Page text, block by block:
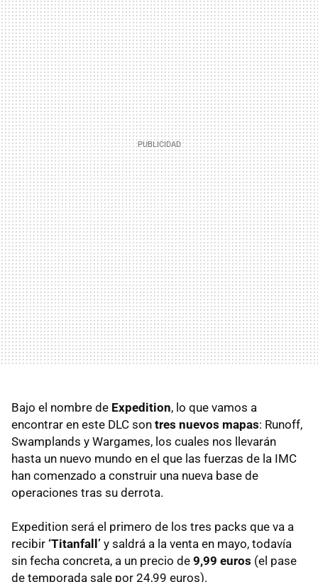
Bajo el nombre de Expedition, lo que vamos a
encontrar en este DLC son tres nuevos mapas: Runoff,
Swamplands y Wargames, los cuales nos llevarán
hasta un nuevo mundo en el que las fuerzas de la IMC
han comenzado a construir una nueva base de
operaciones tras su derrota.
Expedition será el primero de los tres packs que va a
recibir ‘Titanfall’ y saldrá a la venta en mayo, todavía
sin fecha concreta, a un precio de 9,99 euros (el pase
de temporada sale por 24,99 euros).